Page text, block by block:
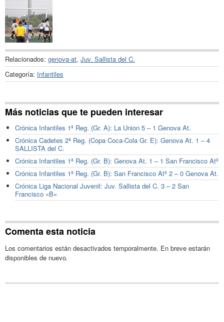
Relacionados: genova-at, Juv. Sallista del C.
Categoría: Infantiles
Más noticias que te pueden interesar
Crónica Infantiles 1ª Reg. (Gr. A): La Union 5 – 1 Genova At.
Crónica Cadetes 2ª Reg. (Copa Coca-Cola Gr. E): Genova At. 1 – 4
SALLISTA del C.
Crónica Infantiles 1ª Reg. (Gr. B): Genova At. 1 – 1 San Francisco Atº
Crónica Infantiles 1ª Reg. (Gr. B): San Francisco Atº 2 – 0 Genova At.
Crónica Liga Nacional Juvenil: Juv. Sallista del C. 3 – 2 San
Francisco «B»
Comenta esta noticia
Los comentarios están desactivados temporalmente. En breve estarán
disponibles de nuevo.